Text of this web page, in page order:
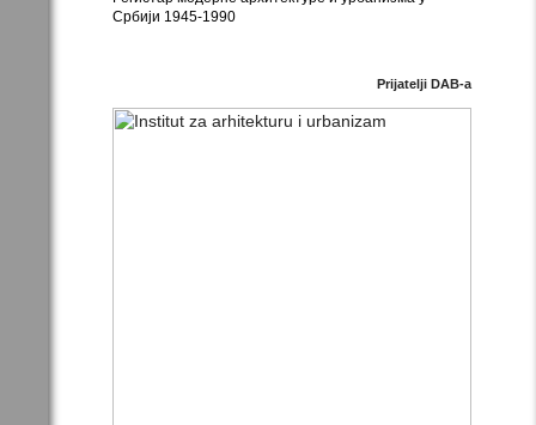
Србији 1945-1990
Prijatelji DAB-a